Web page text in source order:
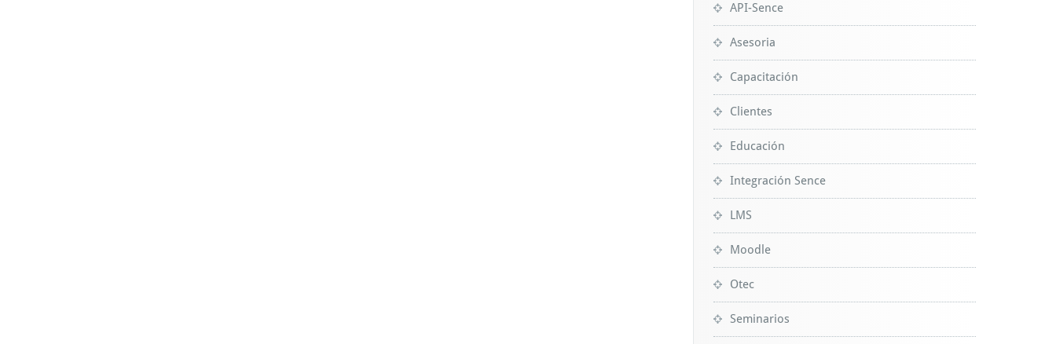
API-Sence
Asesoria
Capacitación
Clientes
Educación
Integración Sence
LMS
Moodle
Otec
Seminarios